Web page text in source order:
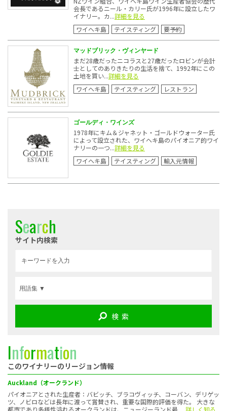
会長であるニール・カリー氏が1996年に設立したワ
イナリー。カ...詳細を見る
ワイヘキ島
テイスティング 要予約
マッドブリック・ヴィンヤード
まだ28歳だったニコラスと27歳だったロビンが会計
士としてのありきたりの生活を捨て、1992年にこの
土地を買い...詳細を見る
ワイヘキ島
テイスティング レストラン
ゴールディ・ワインズ
1978年にキム＆ジャネット・ゴールドウォーター氏
によって設立された、ワイヘキ島のパイオニア的ワイ
ナリーの一つ...詳細を見る
ワイヘキ島
テイスティング 輸入元情報
Search
サイト内検索
検 索
Information
このワイナリーのリージョン情報
Auckland（オークランド）
パイオニアとされた生産者：バビッチ、ブラコヴィッチ、コーバン、デリゲッ
ツ、ノビロなどは長年に渡って賞賛され、重要な国際的評価を得た。 大きな
都市であり多様性溢れるオークランドは、ニュージーランド最 ... 詳しく知る